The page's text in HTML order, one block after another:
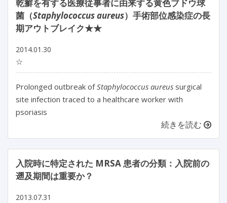
乾癬を有する医療従事者に由来する黄色ブドウ球
菌（Staphylococcus aureus）手術部位感染症の長
期アウトブレイク★★
2014.01.30
☆
Prolonged outbreak ofStaphylococcus aureus surgical
site infection traced to a healthcare worker with
psoriasis
続きを読む
入院時に特定された MRSA 患者の分類：入院前の
遡及期間は重要か？
2013.07.31